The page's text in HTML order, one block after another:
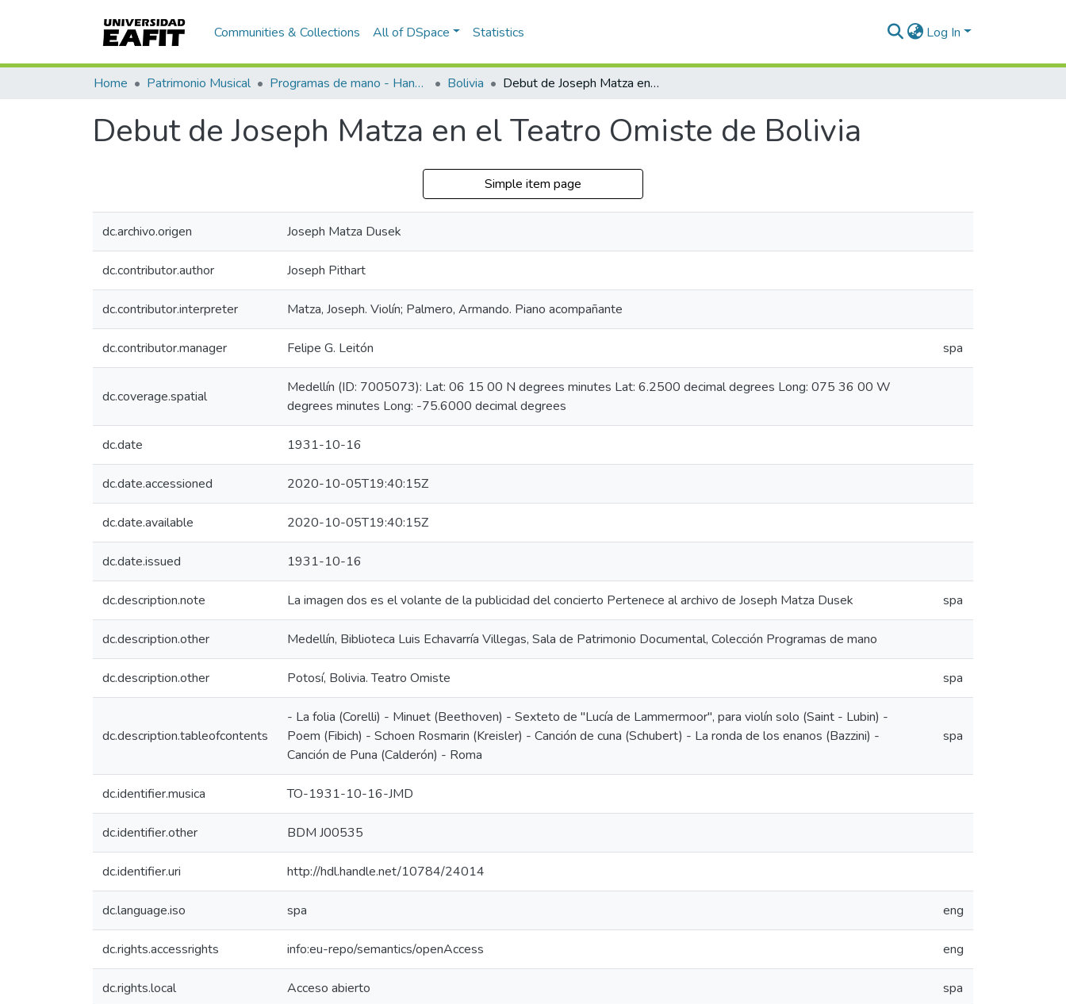
Communities & Collections All of DSpace Statistics Log In
Home Patrimonio Musical Programas de mano - Hand programs Bolivia Debut de Joseph Matza en el Teatro Omiste de Bolivia
Debut de Joseph Matza en el Teatro Omiste de Bolivia
Simple item page
dc.archivo.origen Joseph Matza Dusek
dc.contributor.author Joseph Pithart
dc.contributor.interpreter Matza, Joseph. Violín; Palmero, Armando. Piano acompañante
dc.contributor.manager Felipe G. Leitón spa
dc.coverage.spatial
Medellín (ID: 7005073): Lat: 06 15 00 N degrees minutes Lat: 6.2500 decimal degrees Long: 075 36 00 W
degrees minutes Long: -75.6000 decimal degrees
dc.date 1931-10-16
dc.date.accessioned 2020-10-05T19:40:15Z
dc.date.available 2020-10-05T19:40:15Z
dc.date.issued 1931-10-16
dc.description.note La imagen dos es el volante de la publicidad del concierto Pertenece al archivo de Joseph Matza Dusek spa
dc.description.other Medellín, Biblioteca Luis Echavarría Villegas, Sala de Patrimonio Documental, Colección Programas de mano
dc.description.other Potosí, Bolivia. Teatro Omiste spa
dc.description.tableofcontents
- La folia (Corelli) - Minuet (Beethoven) - Sexteto de "Lucía de Lammermoor", para violín solo (Saint - Lubin) -
Poem (Fibich) - Schoen Rosmarin (Kreisler) - Canción de cuna (Schubert) - La ronda de los enanos (Bazzini) -
Canción de Puna (Calderón) - Roma
spa
dc.identifier.musica TO-1931-10-16-JMD
dc.identifier.other BDM J00535
dc.identifier.uri http://hdl.handle.net/10784/24014
dc.language.iso spa eng
dc.rights.accessrights info:eu-repo/semantics/openAccess eng
dc.rights.local Acceso abierto spa